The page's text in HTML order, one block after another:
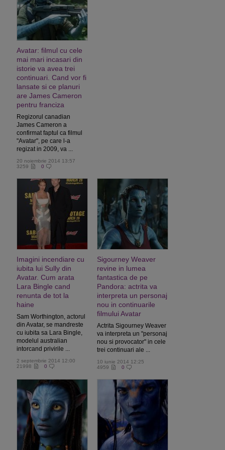
Avatar: filmul cu cele
mai mari incasari din
istorie va avea trei
continuari. Cand vor fi
lansate si ce planuri
are James Cameron
pentru franciza
Regizorul canadian
James Cameron a
confirmat faptul ca filmul
"Avatar", pe care l-a
regizat in 2009, va ...
20 noiembrie 2014 13:57
3259
0
Imagini incendiare cu
iubita lui Sully din
Avatar. Cum arata
Lara Bingle cand
renunta de tot la
haine
Sam Worthington, actorul
din Avatar, se mandreste
cu iubita sa Lara Bingle,
modelul australian
intorcand privirile ...
2 septembrie 2014 12:00
21998
0
Sigourney Weaver
revine in lumea
fantastica de pe
Pandora: actrita va
interpreta un personaj
nou in continuarile
filmului Avatar
Actrita Sigourney Weaver
va interpreta un "personaj
nou si provocator" in cele
trei continuari ale ...
10 iunie 2014 12:25
4959
0